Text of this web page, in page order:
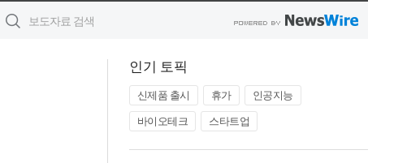
인기 토픽
신제품 출시 휴가
인공지능
바이오테크
스타트업